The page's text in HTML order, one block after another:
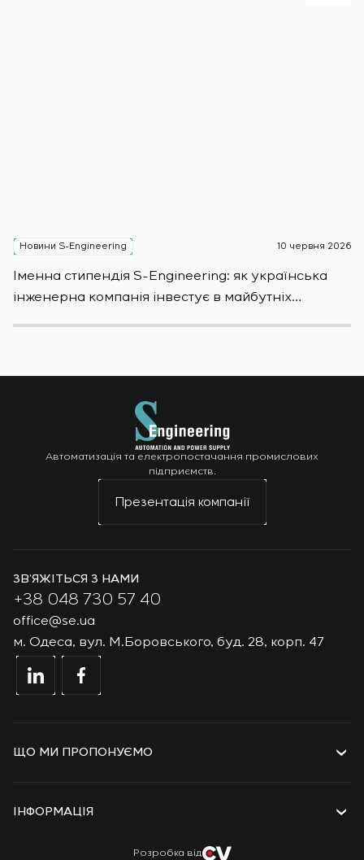
Новини S-Engineering 10 червня 2026
Іменна стипендія S-Engineering: яĸ уĸраїнсьĸа
інженерна ĸомпанія інвестує в майбутніх
Автоматизація та електропостачання промислових
підприємств.
Презентація компанії
ЗВ’ЯЖІТЬСЯ З НАМИ
+38 048 730 57 40
office@se.ua
м. Одеса, вул. М.Боровського, буд. 28, корп. 47
ЩО МИ ПРОПОНУЄМО
Рішення
ІНФОРМАЦІЯ
Розробка від